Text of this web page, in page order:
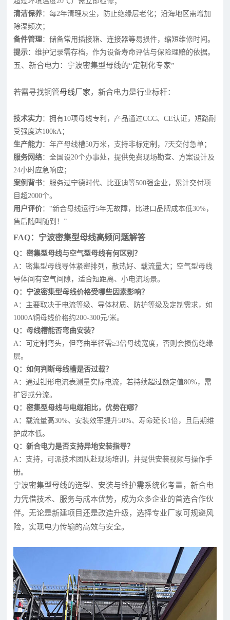
清洁保养：每2年清理灰尘，防止绝缘层老化；沿海地区需增加
除湿频次；
备件管理：储备常用插接箱、连接器等易损件，缩短维修时间。
提示：维护记录需存档，作为设备寿命评估与保险理赔的依据。
五、新合电力：宁波密集型母线的“定制化专家”
若需寻找铜管母线厂家，新合电力是行业标杆：
技术实力：拥有10项母线专利，产品通过CCC、CE认证，短路耐
受强度达100kA；
生产能力：年产母线槽50万米，支持非标定制，7天交付急单；
服务网络：全国设20个办事处，提供免费现场勘查、方案设计及
24小时应急响应；
案例背书：服务过宁德时代、比亚迪等500强企业，累计交付项
目超2000个。
用户评价：“新合母线运行5年无故障，比进口品牌成本低30%，
售后随叫随到！”
FAQ：宁波密集型母线高频问题解答
Q：密集型母线与空气型母线有何区别？
A：密集型母线导体紧密排列，散热好、载流量大；空气型母线
导体间有空气间隙，适合短距离、小电流场景。
Q：宁波密集型母线价格受哪些因素影响？
A：主要取决于电流等级、导体材质、防护等级及定制需求，如
1000A铜母线价格约200-300元/米。
Q：母线槽能否弯曲安装？
A：可定制弯头，但弯曲半径需≥3倍母线宽度，否则会损伤绝缘
层。
Q：如何判断母线槽是否过载？
A：通过钳形电流表测量实际电流，若持续超过额定值80%，需
扩容或分流。
Q：密集型母线与电缆相比，优势在哪？
A：载流量高30%、安装效率提升50%、寿命延长1倍，且后期维
护成本低。
Q：新合电力是否支持异地安装指导？
A：支持，可派技术团队赴现场培训，并提供安装视频与操作手
册。
宁波密集型母线的选型、安装与维护需系统化考量，新合电
力凭借技术、服务与成本优势，成为众多企业的首选合作伙
伴。无论是新建项目还是改造升级，选择专业厂家可规避风
险，实现电力传输的高效与安全。